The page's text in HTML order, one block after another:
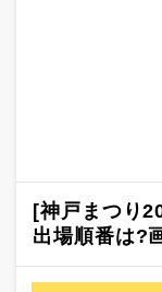
[神戸まつり
出場順番は?